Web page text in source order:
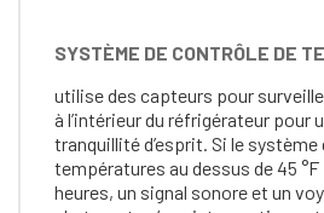
SYSTÈME DE CONTRÔLE DE
utilise des capteurs pour
à l’intérieur du réfrigérateur pour
tranquillité d’esprit. Si le
températures au dessus de 45
heures, un signal sonore et un